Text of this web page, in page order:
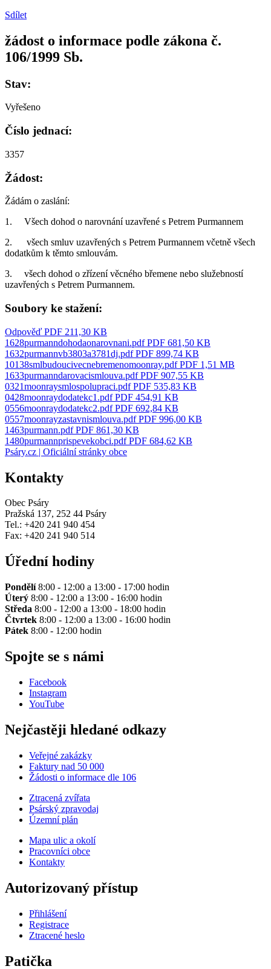
Sdílet
žádost o informace podle zákona č.
106/1999 Sb.
Stav:
Vyřešeno
Číslo jednací:
3357
Žádost:
Žádám o zaslání:
1. Všech dohod o narovnání uzavřené s Petrem Purmannem
2. všech smluv uzavřených s Petrem Purmannem včetně všech
dodatkům k těmto smlouvám.
3. všech dohod o zřízení věcného břemene nebo služebností
uzavřených s Petrem Purmannem.
Soubory ke stažení:
Odpověď PDF 211,30 KB
1628purmanndohodaonarovnani.pdfPDF 681,50 KB
1632purmannvb3803a3781dj.pdfPDF 899,74 KB
10138smlbudoucivecnebremenomoonray.pdfPDF 1,51 MB
1633purmanndarovacismlouva.pdfPDF 907,55 KB
0321moonraysmlospolupraci.pdfPDF 535,83 KB
0428moonraydodatekc1.pdfPDF 454,91 KB
0556moonraydodatekc2.pdfPDF 692,84 KB
0557moonrayzastavnismlouva.pdfPDF 996,00 KB
1463purmann.pdfPDF 861,30 KB
1480purmannprispevekobci.pdfPDF 684,62 KB
Psáry.cz | Oficiální stránky obce
Kontakty
Obec Psáry
Pražská 137, 252 44 Psáry
Tel.: +420 241 940 454
Fax: +420 241 940 514
Úřední hodiny
Pondělí8:00 - 12:00 a 13:00 - 17:00 hodin
Úterý 8:00 - 12:00 a 13:00 - 16:00 hodin
Středa 8:00 - 12:00 a 13:00 - 18:00 hodin
Čtvrtek 8:00 - 12:00 a 13:00 - 16:00 hodin
Pátek 8:00 - 12:00 hodin
Spojte se s námi
Facebook
Instagram
YouTube
Nejčastěji hledané odkazy
Veřejné zakázky
Faktury nad 50 000
Žádosti o informace dle 106
Ztracená zvířata
Psárský zpravodaj
Územní plán
Mapa ulic a okolí
Pracovníci obce
Kontakty
Autorizovaný přístup
Přihlášení
Registrace
Ztracené heslo
Patička